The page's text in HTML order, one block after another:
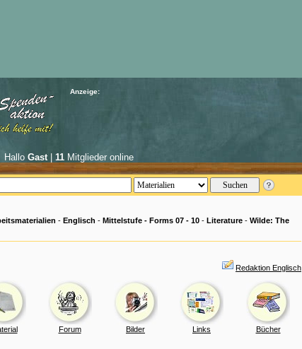
Anzeige:
Hallo Gast| 11Mitglieder online
- Englisch - Mittelstufe - Forms 07 - 10 - Literature - Wilde: The
Redaktion Englisch
Forum Bilder Links Bücher